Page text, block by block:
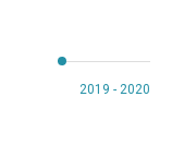
2019 - 2020